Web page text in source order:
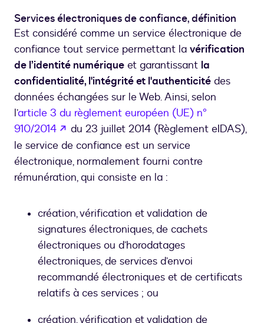
Services électroniques de confiance, définition
Est considéré comme un service électronique de
confiance tout service permettant la vérification
de l’identité numérique et garantissant la
confidentialité, l'intégrité et l'authenticité des
données échangées sur le Web. Ainsi, selon
l’article 3 du règlement européen (UE) n°
910/2014
s’ouvre dans un nouvel onglet
du 23 juillet 2014 (Règlement eIDAS),
le service de confiance est un service
électronique, normalement fourni contre
rémunération, qui consiste en la :
création, vérification et validation de
signatures électroniques, de cachets
électroniques ou d’horodatages
électroniques, de services d’envoi
recommandé électroniques et de certificats
relatifs à ces services ; ou
création, vérification et validation de